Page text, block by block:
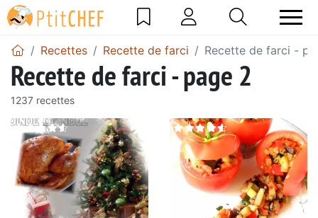
Recettes Recette de farci Recette de farci -
Recette de farci - page 2
1237 recettes